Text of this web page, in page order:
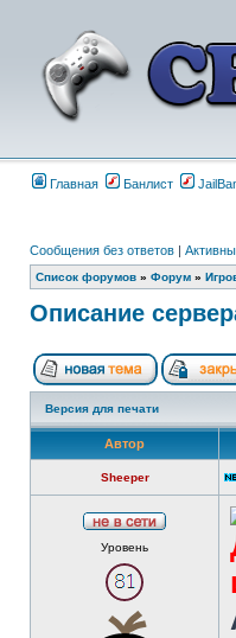
Главная Банлист
Сообщения без ответов |
Список форумов » Форум »
Описание
Версия для печати
Автор
Sheeper
Уровень